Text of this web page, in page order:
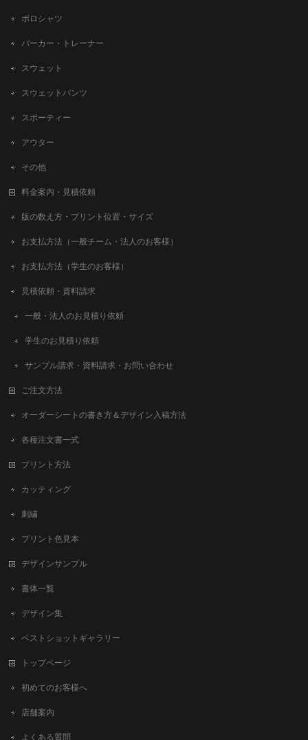
ポロシャツ
パーカー・トレーナー
スウェット
スウェットパンツ
スポーティー
アウター
その他
料金案内・見積依頼
版の数え方・プリント位置・サイズ
お支払方法（一般チーム・法人のお客様）
お支払方法（学生のお客様）
見積依頼・資料請求
一般・法人のお見積り依頼
学生のお見積り依頼
サンプル請求・資料請求・お問い合わせ
ご注文方法
オーダーシートの書き方＆デザイン入稿方法
各種注文書一式
プリント方法
カッティング
刺繍
プリント色見本
デザインサンプル
書体一覧
デザイン集
ベストショットギャラリー
トップページ
初めてのお客様へ
店舗案内
よくある質問